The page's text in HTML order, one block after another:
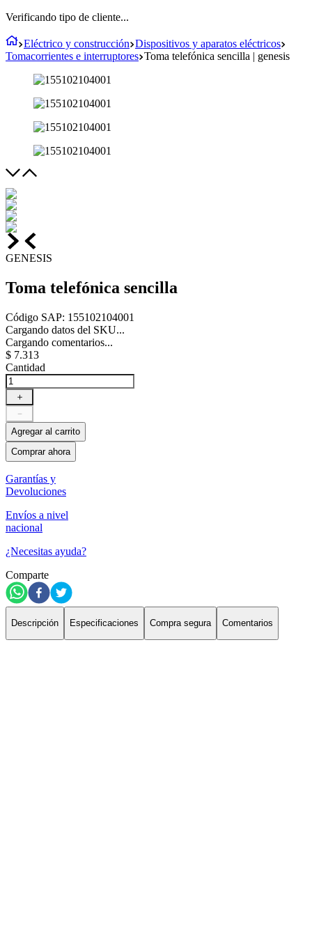
Verificando tipo de cliente...
Eléctrico y construcción Dispositivos y aparatos eléctricos
Tomacorrientes e interruptores Toma telefónica sencilla | genesis
GENESIS
Toma telefónica sencilla
Código SAP: 155102104001
Cargando datos del SKU...
Cargando comentarios...
$ 7.313
Cantidad
＋
－
Agregar al carrito
Comprar ahora
Garantías y
Devoluciones
Envíos a nivel
nacional
¿Necesitas ayuda?
Comparte
Descripción Especificaciones Compra segura Comentarios